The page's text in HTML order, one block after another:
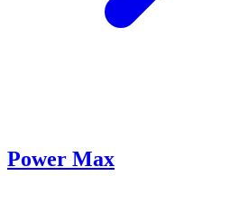
Power Max